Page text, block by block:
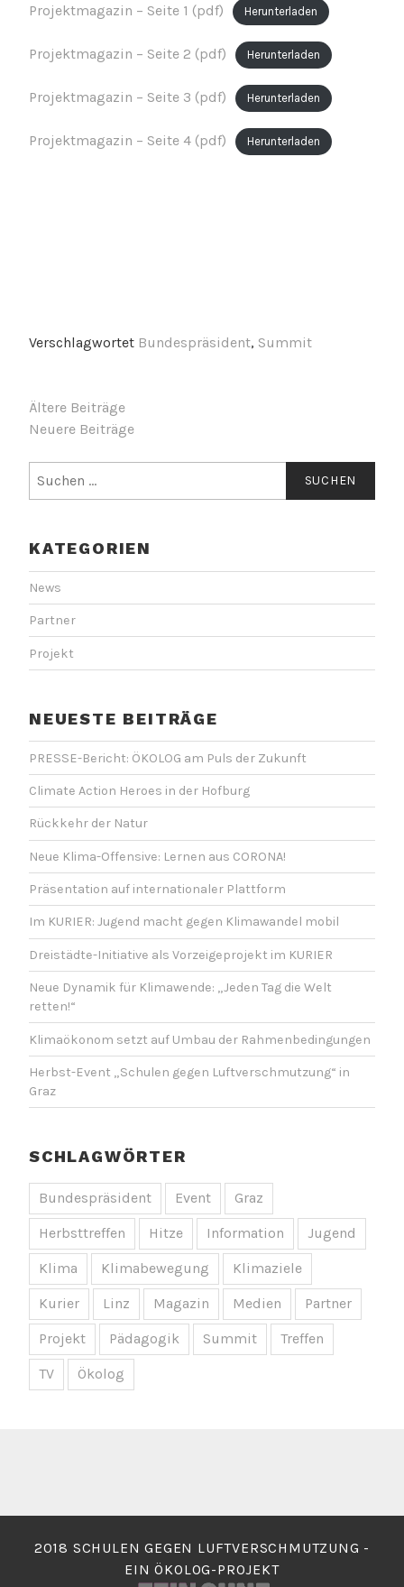
Projektmagazin – Seite 1 (pdf) Herunterladen
Projektmagazin – Seite 2 (pdf) Herunterladen
Projektmagazin – Seite 3 (pdf) Herunterladen
Projektmagazin – Seite 4 (pdf) Herunterladen
Verschlagwortet Bundespräsident, Summit
B
E
I
T
A
G
S
N
A
I
G
A
T
I
O
N
Ältere Beiträge
Neuere Beiträge
e
a
c
h
:
KATEGORIEN
News
Partner
Projekt
NEUESTE BEITRÄGE
PRESSE-Bericht: ÖKOLOG am Puls der Zukunft
Climate Action Heroes in der Hofburg
Rückkehr der Natur
Neue Klima-Offensive: Lernen aus CORONA!
Präsentation auf internationaler Plattform
Im KURIER: Jugend macht gegen Klimawandel mobil
Dreistädte-Initiative als Vorzeigeprojekt im KURIER
Neue Dynamik für Klimawende: „Jeden Tag die Welt
retten!“
Klimaökonom setzt auf Umbau der Rahmenbedingungen
Herbst-Event „Schulen gegen Luftverschmutzung“ in
Graz
SCHLAGWÖRTER
Bundespräsident Event Graz
Herbsttreffen Hitze Information Jugend
Klima Klimabewegung Klimaziele
Kurier Linz Magazin Medien Partner
Projekt Pädagogik Summit Treffen
TV Ökolog
2018 SCHULEN GEGEN LUFTVERSCHMUTZUNG -
EIN ÖKOLOG-PROJEKT